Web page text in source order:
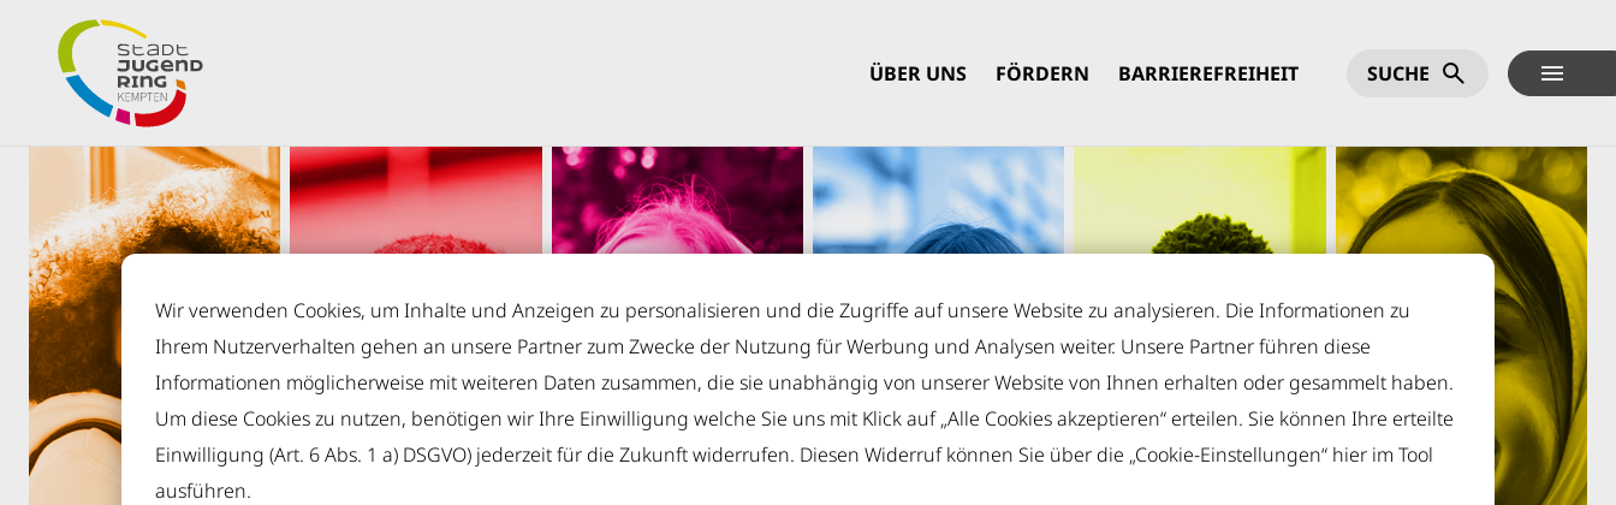
Inhalt der Seite anspringen
Informationen und Einstellungen zur Barrierefreiheit
ÜBER UNS FÖRDERN BARRIEREFREIHEIT SUCHE
Wir verwenden Cookies, um Inhalte und Anzeigen zu personalisieren und die Zugriffe auf unsere Website zu analysieren. Die Informationen zu
Ihrem Nutzerverhalten gehen an unsere Partner zum Zwecke der Nutzung für Werbung und Analysen weiter. Unsere Partner führen diese
Informationen möglicherweise mit weiteren Daten zusammen, die sie unabhängig von unserer Website von Ihnen erhalten oder gesammelt haben.
Um diese Cookies zu nutzen, benötigen wir Ihre Einwilligung welche Sie uns mit Klick auf „Alle Cookies akzeptieren“ erteilen. Sie können Ihre erteilte
Einwilligung (Art. 6 Abs. 1 a) DSGVO) jederzeit für die Zukunft widerrufen. Diesen Widerruf können Sie über die „Cookie-Einstellungen“ hier im Tool
ausführen.